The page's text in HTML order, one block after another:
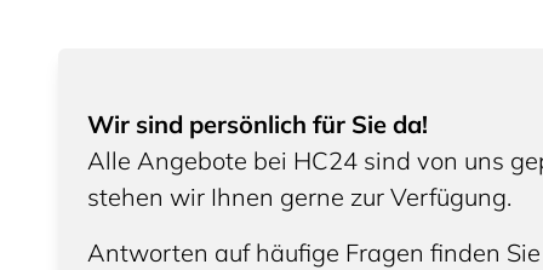
Wir sind persönlich für Sie da!
Alle Angebote bei HC24 sind von uns
stehen wir Ihnen gerne zur Verfügung.
Antworten auf häufige Fragen finden